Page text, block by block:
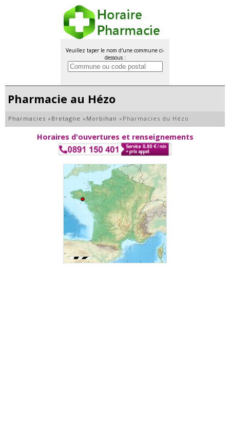
Veuillez taper le nom d'une commune ci-
dessous :
Pharmacie au Hézo
Pharmacies » Bretagne » Morbihan » Pharmacies du Hézo
Horaires d'ouvertures et renseignements